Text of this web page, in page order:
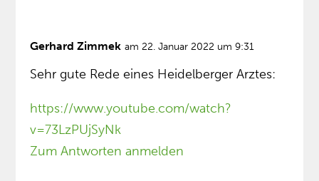
Gerhard Zimmek am 22. Januar 2022 um 9:31
Sehr gute Rede eines Heidelberger Arztes:
https://www.youtube.com/watch?
v=73LzPUjSyNk
Zum Antworten anmelden